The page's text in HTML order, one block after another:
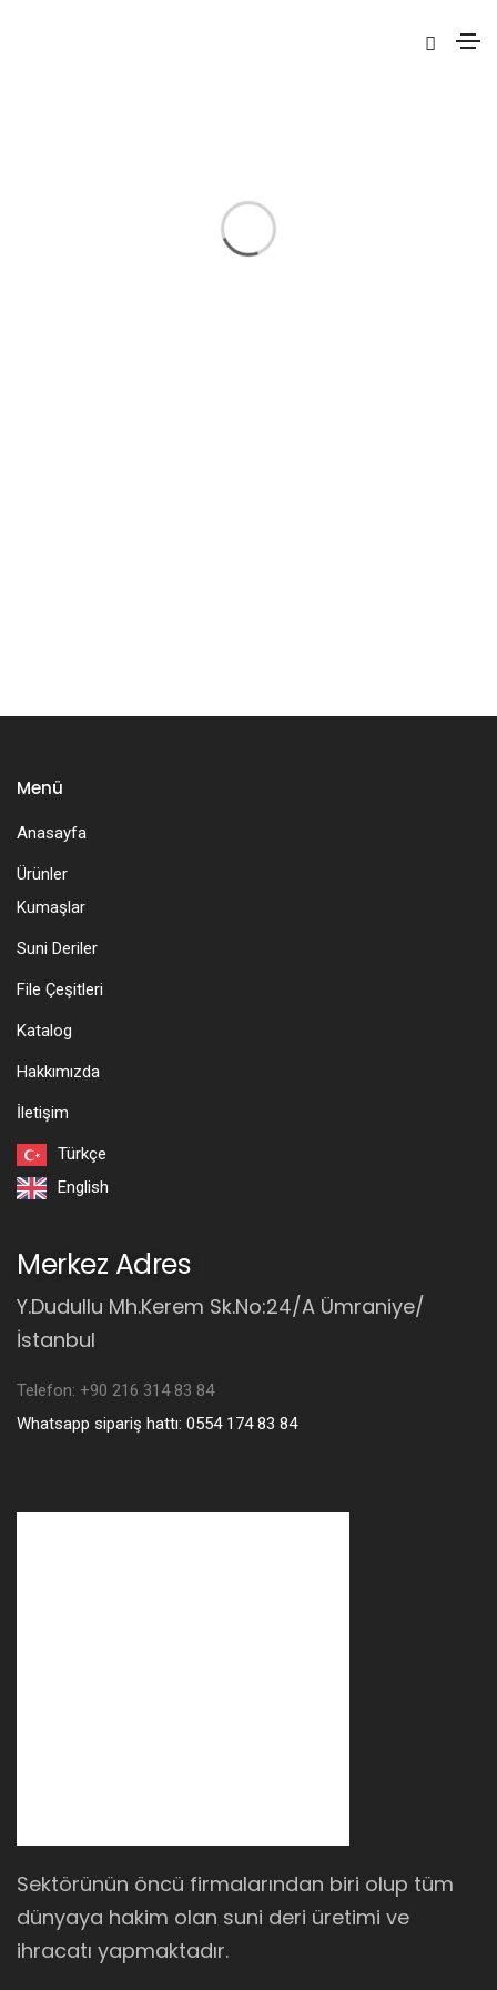
Sektörünün öncü firmalarından biri olup tüm
dünyaya hakim olan suni deri üretimi ve
ihracatı yapmaktadır.
Merkez Adres
Y.Dudullu Mh.Kerem Sk.No:24/A Ümraniye/
İstanbul
Telefon: +90 216 314 83 84
Whatsapp sipariş hattı: 0554 174 83 84
Menü
Anasayfa
Ürünler
Kumaşlar
Suni Deriler
File Çeşitleri
Katalog
Hakkımızda
İletişim
Türkçe
English